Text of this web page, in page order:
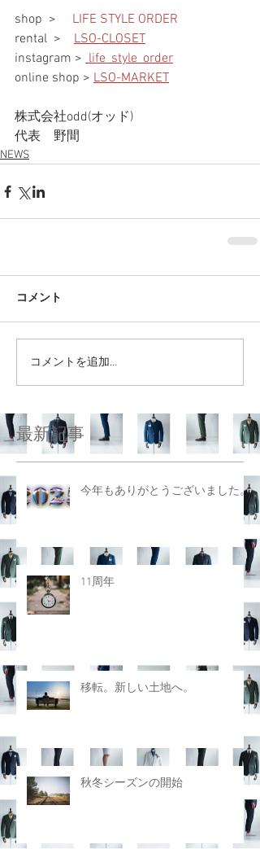
shop  > LIFE STYLE ORDER
rental  > LSO-CLOSET
instagram > life_style_order
online shop > LSO-MARKET
株式会社odd(オッド)
代表　野間
NEWS
コメント
コメントを追加…
最新記事
今年もありがとうございました。
11周年
移転。新しい土地へ。
秋冬シーズンの開始